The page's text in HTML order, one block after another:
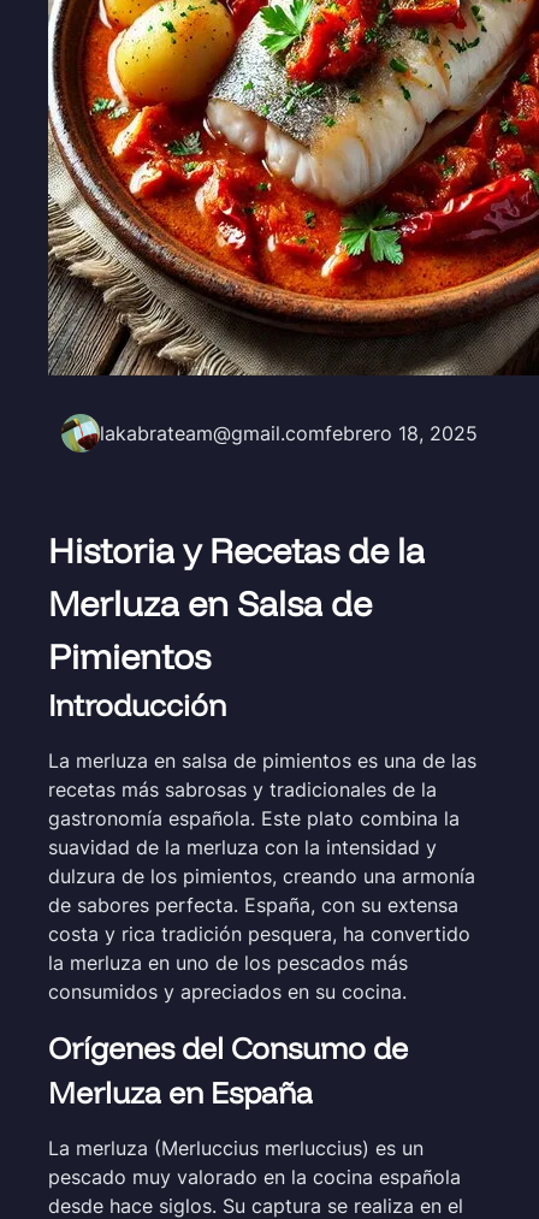
lakabrateam@gmail.comfebrero 18, 2025
Historia y Recetas de la
Merluza en Salsa de
Pimientos
Introducción
La merluza en salsa de pimientos es una de las
recetas más sabrosas y tradicionales de la
gastronomía española. Este plato combina la
suavidad de la merluza con la intensidad y
dulzura de los pimientos, creando una armonía
de sabores perfecta. España, con su extensa
costa y rica tradición pesquera, ha convertido
la merluza en uno de los pescados más
consumidos y apreciados en su cocina.
Orígenes del Consumo de
Merluza en España
La merluza (Merluccius merluccius) es un
pescado muy valorado en la cocina española
desde hace siglos. Su captura se realiza en el